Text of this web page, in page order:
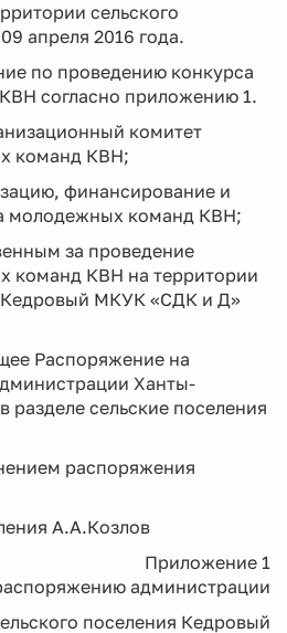
сельского
апреля 2016 года.
по проведению конкурса
согласно приложению 1.
комитет
команд КВН;
финансирование и
молодежных команд КВН;
за проведение
команд КВН на территории
Кедровый МКУК «СДК и Д»
Распоряжение на
Ханты-
разделе сельские поселения
распоряжения
А.А.Козлов
Приложение 1
администрации
поселения Кедровый